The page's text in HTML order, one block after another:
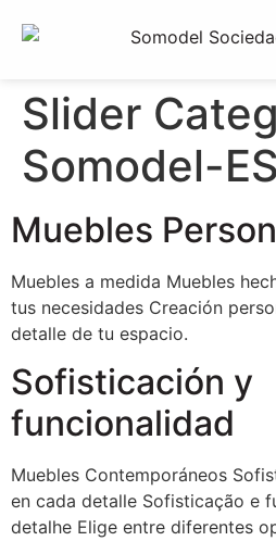
Slider
Somodel-ES
Muebles
Muebles a medida Muebles
tus necesidades Creación
detalle de tu espacio.
Sofisticación y
funcionalidad
Muebles Contemporáneos
en cada detalle Sofisticação e
detalhe Elige entre diferentes